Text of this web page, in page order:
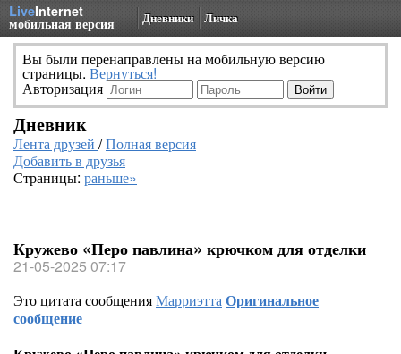
LiveInternet
мобильная версия Дневники Личка
Вы были перенаправлены на мобильную версию
страницы. Вернуться!
Авторизация
Дневник
Лента друзей /Полная версия
Добавить в друзья
Страницы: раньше»
Кружево «Перо павлина» крючком для отделки
21-05-2025 07:17
Это цитата сообщенияМарриэттаОригинальное
сообщение